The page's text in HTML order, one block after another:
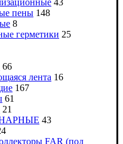
43
пены 148
8
герметики 25
66
лента 16
167
61
21
43
FAR (под